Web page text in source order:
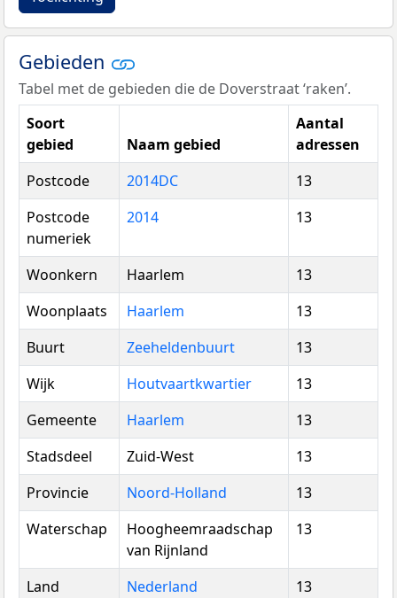
Gebieden
Tabel met de gebieden die de Doverstraat ‘raken’.
Soort
gebied
Naam gebied
Aantal
adressen
Postcode
2014DC
13
Postcode
numeriek
2014 13
Woonkern Haarlem
13
Woonplaats
Haarlem
13
Buurt
Zeeheldenbuurt
13
Wijk
Houtvaartkwartier
13
Gemeente
Haarlem
13
Stadsdeel
Zuid-West
13
Provincie
Noord-Holland
13
Waterschap
Hoogheemraadschap
van Rijnland
13
Land Nederland 13